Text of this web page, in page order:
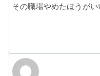
その職場やめたほうが